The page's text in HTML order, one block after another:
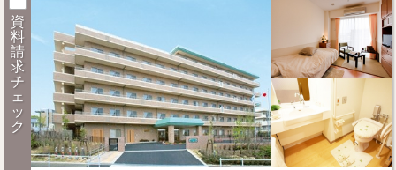
資
料
請
求
チ
ェ
ッ
ク